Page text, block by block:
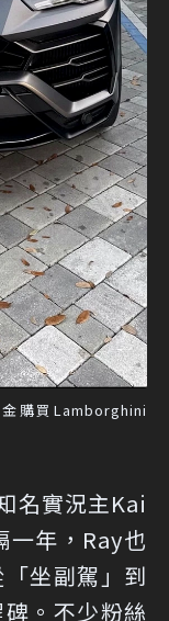
購買Lamborghini
名實況主Kai
年，Ray也
坐副駕」到
。不少粉絲